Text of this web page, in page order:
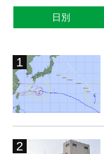
日別